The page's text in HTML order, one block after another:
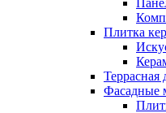
Плитка
Фасадные